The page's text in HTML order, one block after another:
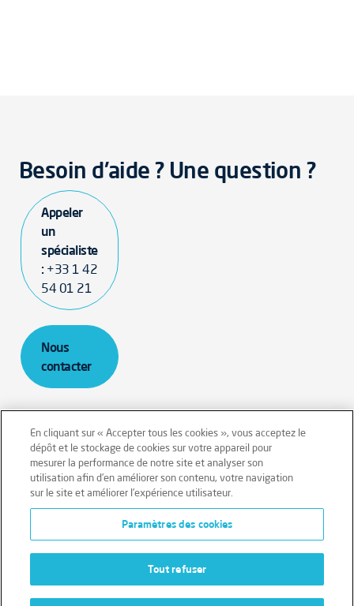
Besoin d'aide ? Une question ?
Appeler
un
spécialiste
: +33 1 42
54 01 21
Nous
contacter
Mentions légales
Conditions générales
Données personnelles
Données personnelles – Volontaires
Cookies
En cliquant sur « Accepter tous les cookies », vous acceptez le
dépôt et le stockage de cookies sur votre appareil pour
mesurer la performance de notre site et analyser son
utilisation afin d’en améliorer son contenu, votre navigation
sur le site et améliorer l’expérience utilisateur.
Paramètres des cookies
Tout refuser